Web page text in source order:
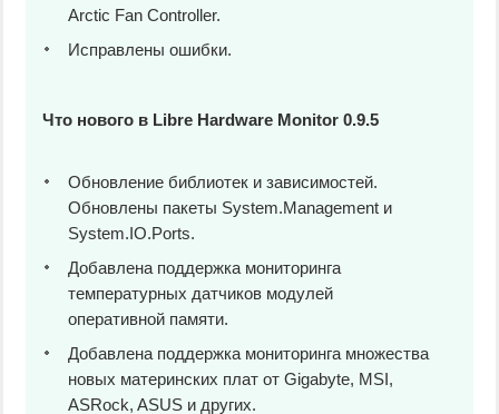
Arctic Fan Controller.
Исправлены ошибки.
Что нового в Libre Hardware Monitor 0.9.5
Обновление библиотек и зависимостей.
Обновлены пакеты System.Management и
System.IO.Ports.
Добавлена поддержка мониторинга
температурных датчиков модулей
оперативной памяти.
Добавлена поддержка мониторинга множества
новых материнских плат от Gigabyte, MSI,
ASRock, ASUS и других.